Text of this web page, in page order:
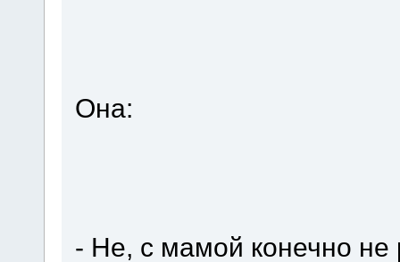
Она:
- Не, с мамой конечно